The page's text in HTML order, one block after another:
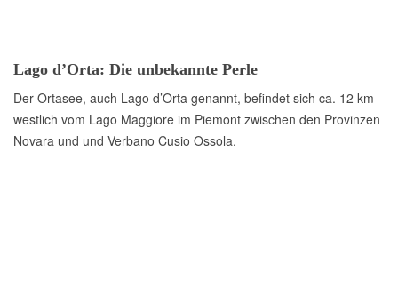
Lago d’Orta: Die unbekannte Perle
Der Ortasee, auch Lago d’Orta genannt, befindet sich ca. 12 km
westlich vom Lago Maggiore im Piemont zwischen den Provinzen
Novara und und Verbano Cusio Ossola.